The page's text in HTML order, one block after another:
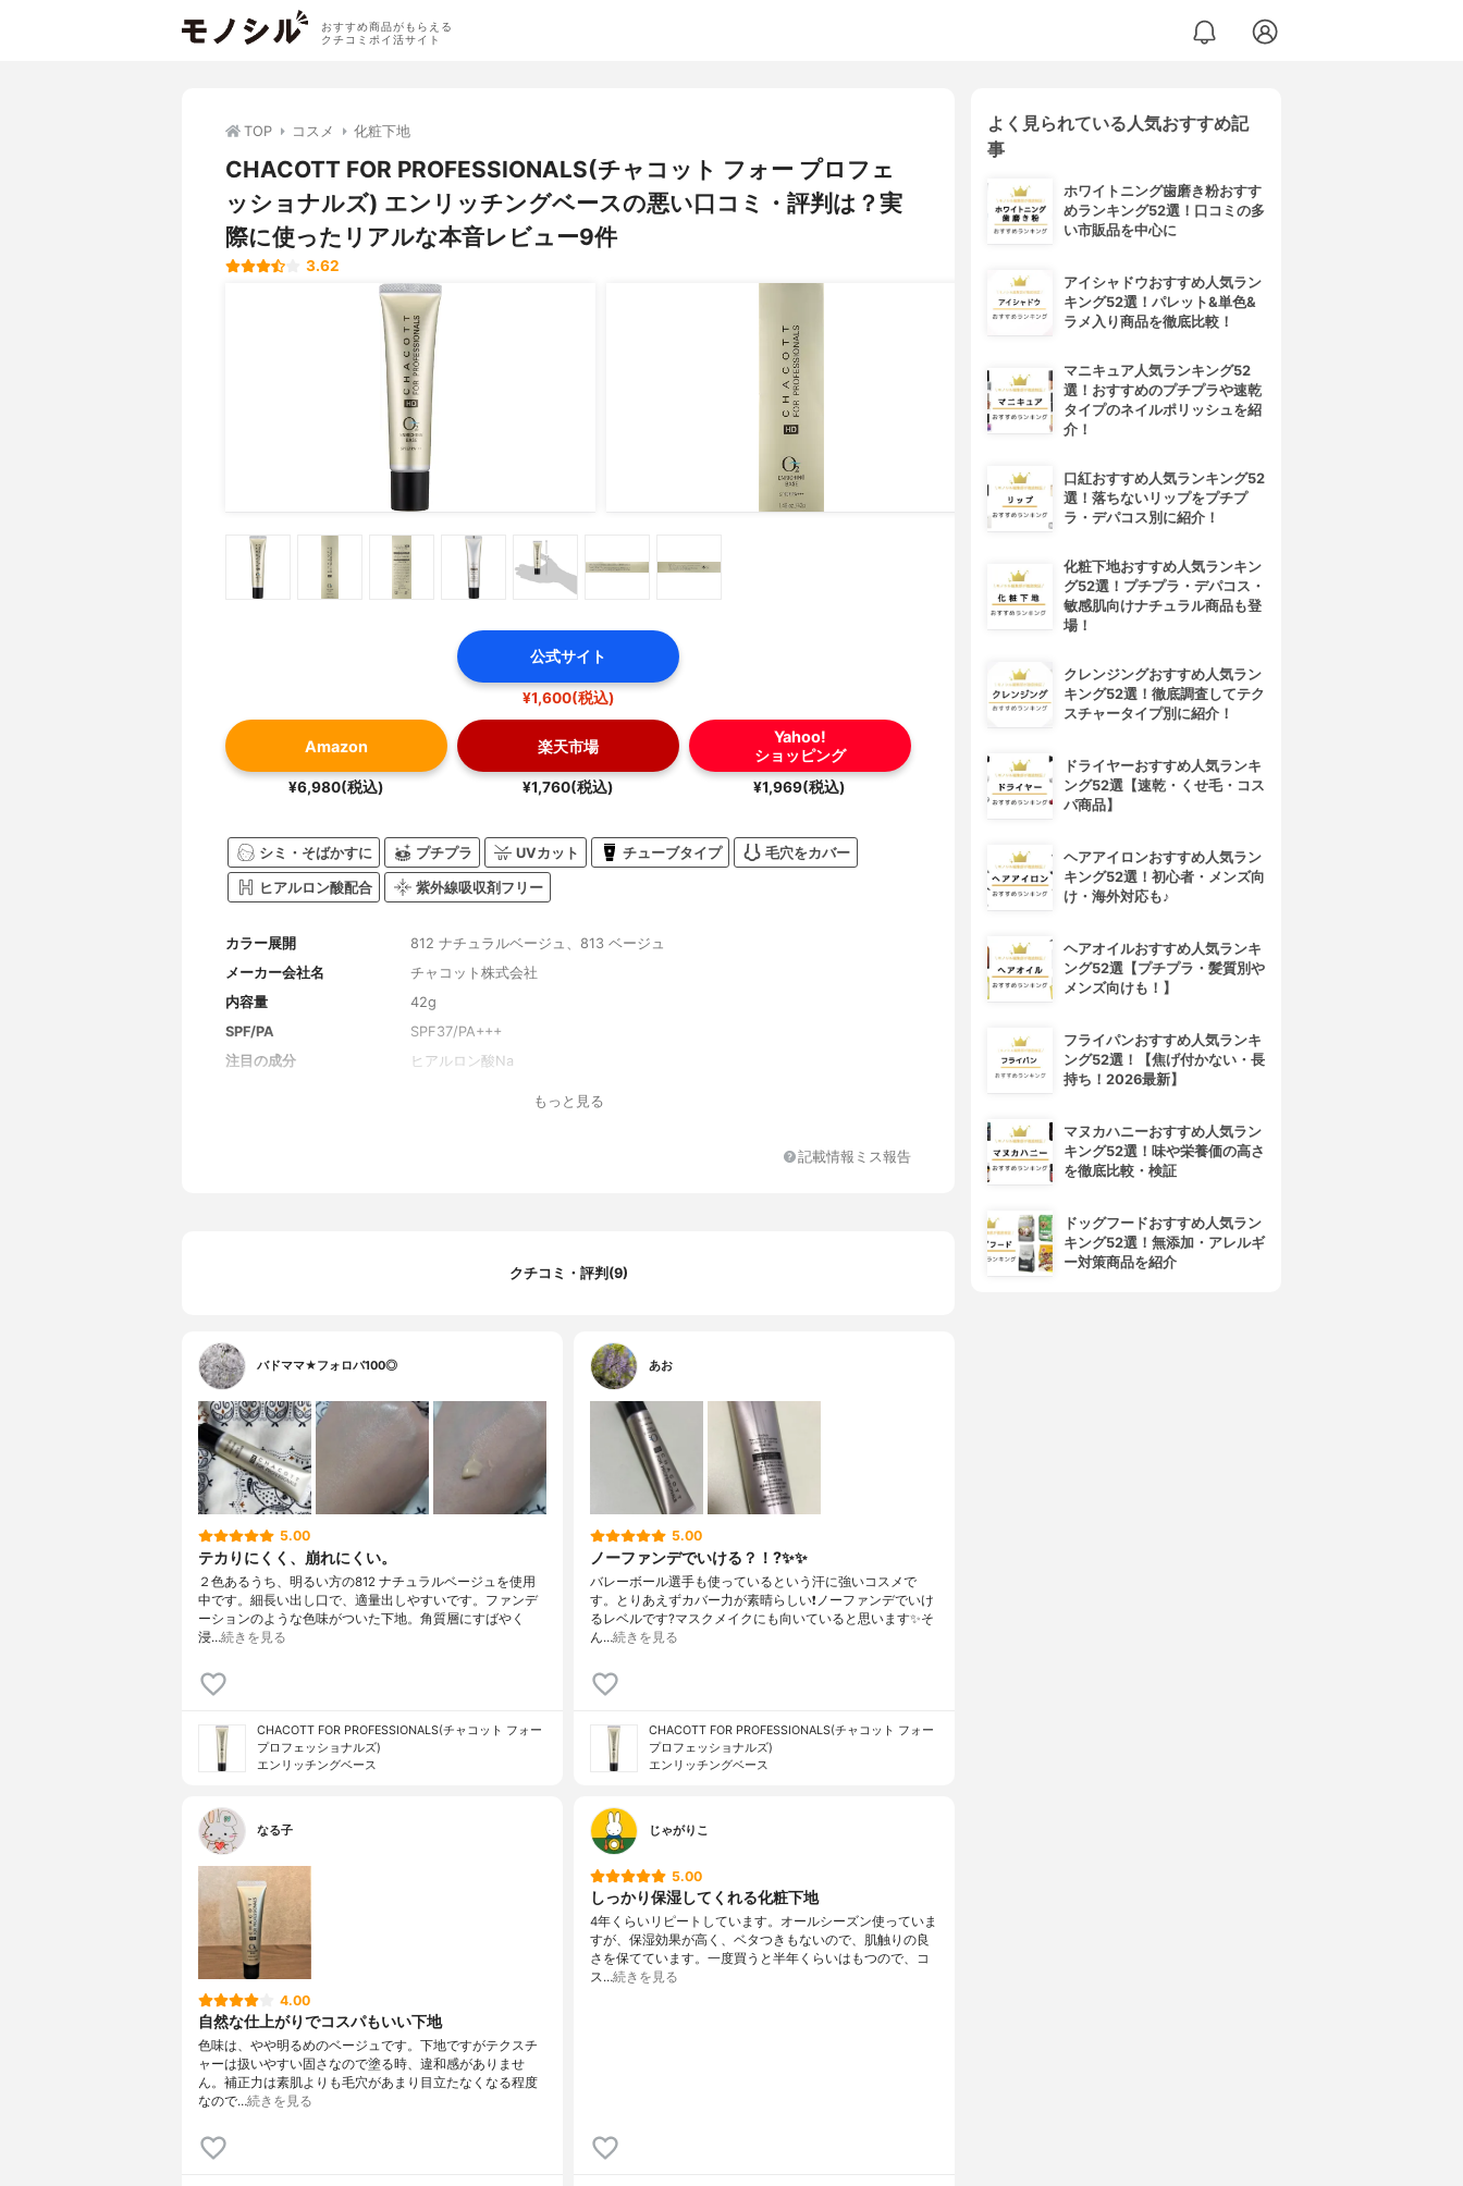
おすすめ商品がもらえる
クチコミポイ活サイト
TOP コスメ 化粧下地
CHACOTT FOR PROFESSIONALS(チャコット フォー プロフェ
ッショナルズ) エンリッチングベースの悪い口コミ・評判は？実
際に使ったリアルな本音レビュー9件
3.62
公式サイト
¥1,600(税込)
Amazon
¥6,980(税込)
楽天市場
¥1,760(税込)
Yahoo!
ショッピング
¥1,969(税込)
シミ・そばかすに プチプラ UVカット チューブタイプ 毛穴をカバー
ヒアルロン酸配合 紫外線吸収剤フリー
カラー展開
812 ナチュラルベージュ、813 ベージュ
メーカー会社名
チャコット株式会社
内容量
42g
SPF/PA
SPF37/PA+++
注目の成分
ヒアルロン酸Na
水、シクロペンタシロキサン、トリエチルヘキサノイン、BG、グリセリン、ト
リメチルシロキシケイ酸、PEG-9ジメチコン、（HDI/トリメチロールヘキシル
ア種子油、メタクリル酸、メチルクロスポリマー、炭酸Ca、イソステアリン
ロエベラ葉エキス、メチルパラベン、パーフルオロヘキサン、パーフルオロデ
ルロース、クチナシ果実エキス、シルク、ムラサキ根エキス
もっと見る
記載情報ミス報告
クチコミ・評判(9)
バドママ★フォロバ100◎
5.00
テカりにくく、崩れにくい。
２色あるうち、明るい方の812 ナチュラルベージュを使用
中です。細長い出し口で、適量出しやすいです。ファンデ
ーションのような色味がついた下地。角質層にすばやく
浸…続きを見る
CHACOTT FOR PROFESSIONALS(チャコット フォー
プロフェッショナルズ)
エンリッチングベース
あお
5.00
ノーファンデでいける？！?✨✨
バレーボール選手も使っているという汗に強いコスメで
す。とりあえずカバー力が素晴らしい❗ノーファンデでいけ
るレベルです?マスクメイクにも向いていると思います✨そ
ん…続きを見る
CHACOTT FOR PROFESSIONALS(チャコット フォー
プロフェッショナルズ)
エンリッチングベース
なる子
4.00
自然な仕上がりでコスパもいい下地
色味は、やや明るめのベージュです。下地ですがテクスチ
ャーは扱いやすい固さなので塗る時、違和感がありませ
ん。補正力は素肌よりも毛穴があまり目立たなくなる程度
なので…続きを見る
じゃがりこ
5.00
しっかり保湿してくれる化粧下地
4年くらいリピートしています。オールシーズン使っていま
すが、保湿効果が高く、ベタつきもないので、肌触りの良
さを保てています。一度買うと半年くらいはもつので、コ
ス…続きを見る
よく見られている人気おすすめ記
事
ホワイトニング歯磨き粉おすす
めランキング52選！口コミの多
い市販品を中心に
アイシャドウおすすめ人気ラン
キング52選！パレット&単色&
ラメ入り商品を徹底比較！
マニキュア人気ランキング52
選！おすすめのプチプラや速乾
タイプのネイルポリッシュを紹
介！
口紅おすすめ人気ランキング52
選！落ちないリップをプチプ
ラ・デパコス別に紹介！
化粧下地おすすめ人気ランキン
グ52選！プチプラ・デパコス・
敏感肌向けナチュラル商品も登
場！
クレンジングおすすめ人気ラン
キング52選！徹底調査してテク
スチャータイプ別に紹介！
ドライヤーおすすめ人気ランキ
ング52選【速乾・くせ毛・コス
パ商品】
ヘアアイロンおすすめ人気ラン
キング52選！初心者・メンズ向
け・海外対応も♪
ヘアオイルおすすめ人気ランキ
ング52選【プチプラ・髪質別や
メンズ向けも！】
フライパンおすすめ人気ランキ
ング52選！【焦げ付かない・長
持ち！2026最新】
マヌカハニーおすすめ人気ラン
キング52選！味や栄養価の高さ
を徹底比較・検証
ドッグフードおすすめ人気ラン
キング52選！無添加・アレルギ
ー対策商品を紹介